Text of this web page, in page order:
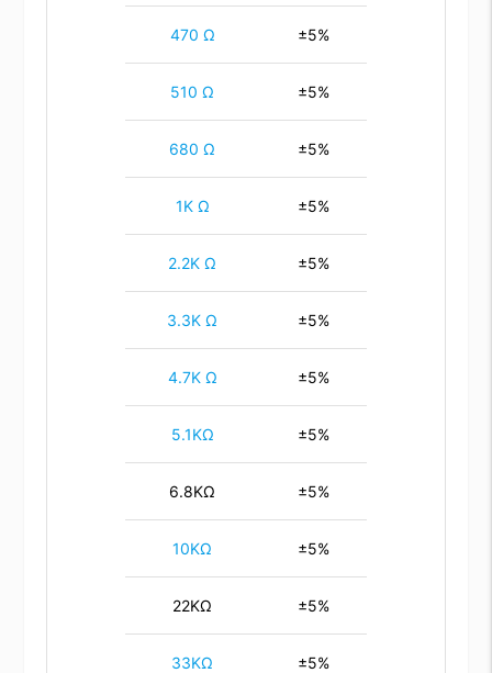
470 Ω ±5%
510 Ω ±5%
680 Ω ±5%
1K Ω ±5%
2.2K Ω ±5%
3.3K Ω ±5%
4.7K Ω ±5%
5.1KΩ ±5%
6.8KΩ ±5%
10KΩ ±5%
22KΩ ±5%
33KΩ ±5%